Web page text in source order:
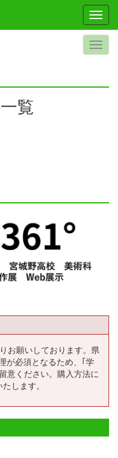
覧
お願いしております。県
が必須となるため、｢学
意ください。購入方法に
します。